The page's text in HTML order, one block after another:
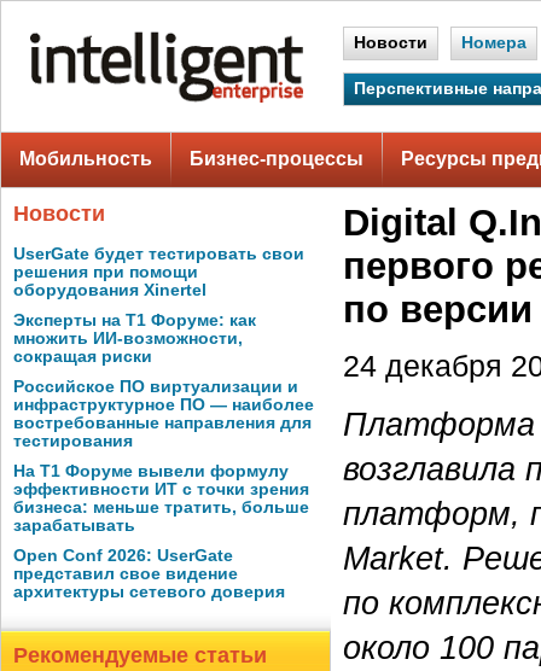
Новости Номера
Перспективные
Мобильность Бизнес-процессы Ресурсы
Новости
UserGate будет тестировать свои
решения при помощи
оборудования Xinertel
Эксперты на Т1 Форуме: как
множить ИИ-возможности,
сокращая риски
Российское ПО виртуализации и
инфраструктурное ПО — наиболее
востребованные направления для
тестирования
На Т1 Форуме вывели формулу
эффективности ИТ с точки зрения
бизнеса: меньше тратить, больше
зарабатывать
Open Conf 2026: UserGate
представил свое видение
архитектуры сетевого доверия
Рекомендуемые статьи
Digital
первого
по
24 декабря
Платформа
возглавила
платформ,
Market.
по
около 100